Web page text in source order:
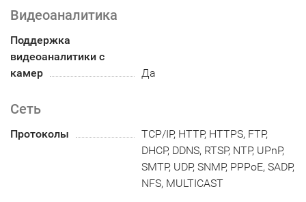
Видеоаналитика
Поддержка
видеоаналитики с
камер
Да
Сеть
Протоколы
TCP/IP, HTTP, HTTPS, FTP,
DHCP, DDNS, RTSP, NTP, UPnP,
SMTP, UDP, SNMP, PPPoE, SADP,
NFS, MULTICAST